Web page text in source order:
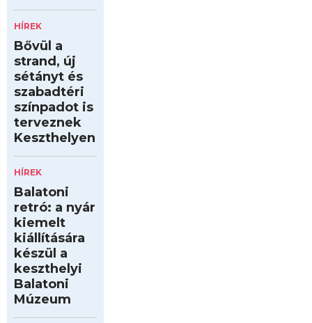
HÍREK
Bővül a
strand, új
sétányt és
szabadtéri
színpadot is
terveznek
Keszthelyen
HÍREK
Balatoni
retró: a nyár
kiemelt
kiállítására
készül a
keszthelyi
Balatoni
Múzeum